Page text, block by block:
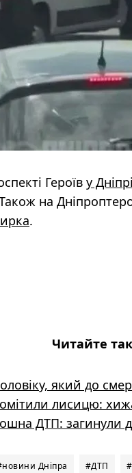
Героїв у
на
.
Читайте
який до
лисицю:
ДТП: загинули
Дніпра #ДТП